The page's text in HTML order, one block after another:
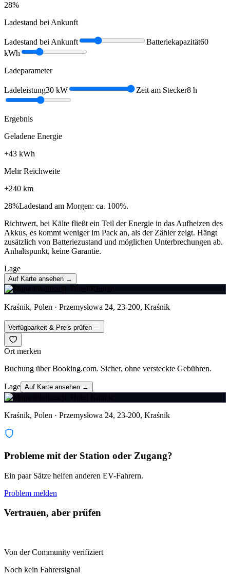
28%
Ladestand bei Ankunft
Ladestand bei Ankunft Batteriekapazität60
kWh
Ladeparameter
Ladeleistung30 kW Zeit am Stecker8 h
Ergebnis
Geladene Energie
+43 kWh
Mehr Reichweite
+240 km
28%Ladestand am Morgen: ca. 100%.
Richtwert, bei Kälte fließt ein Teil der Energie in das Aufheizen des
Akkus, es kommt weniger im Pack an, als der Zähler zeigt. Hängt
zusätzlich von Batteriezustand und möglichen Unterbrechungen ab.
Anhaltspunkt, keine Garantie.
Lage
Auf Karte ansehen →
Kraśnik, Polen · Przemysłowa 24, 23-200, Kraśnik
Verfügbarkeit & Preis prüfen
Ort merken
Buchung über Booking.com. Sicher, ohne versteckte Gebühren.
Lage Auf Karte ansehen →
Kraśnik, Polen · Przemysłowa 24, 23-200, Kraśnik
Probleme mit der Station oder Zugang?
Ein paar Sätze helfen anderen EV-Fahrern.
Problem melden
Vertrauen, aber prüfen
Von der Community verifiziert
Noch kein Fahrersignal